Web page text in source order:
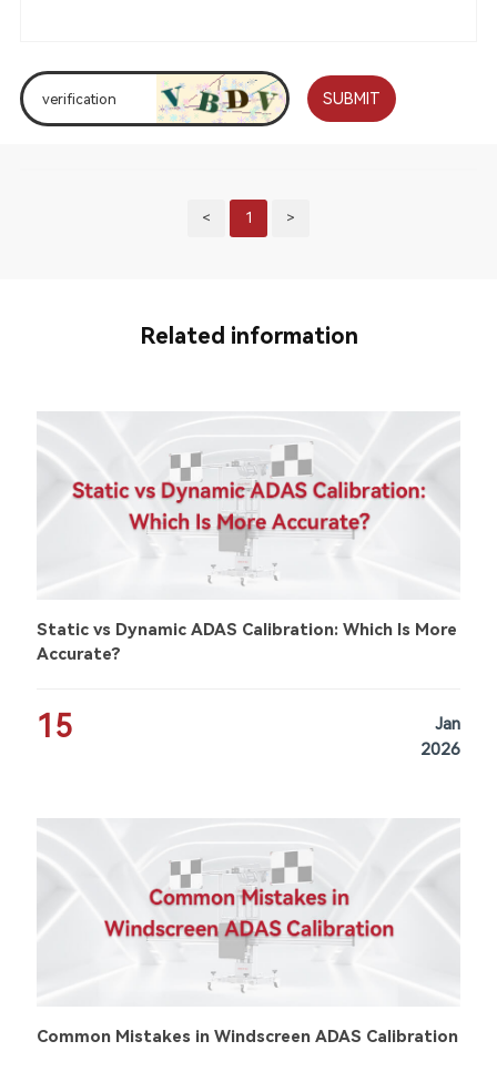
SUBMIT
< 1 >
Related information
Static vs Dynamic ADAS Calibration: Which Is More
Accurate?
15
Jan
2026
Common Mistakes in Windscreen ADAS Calibration